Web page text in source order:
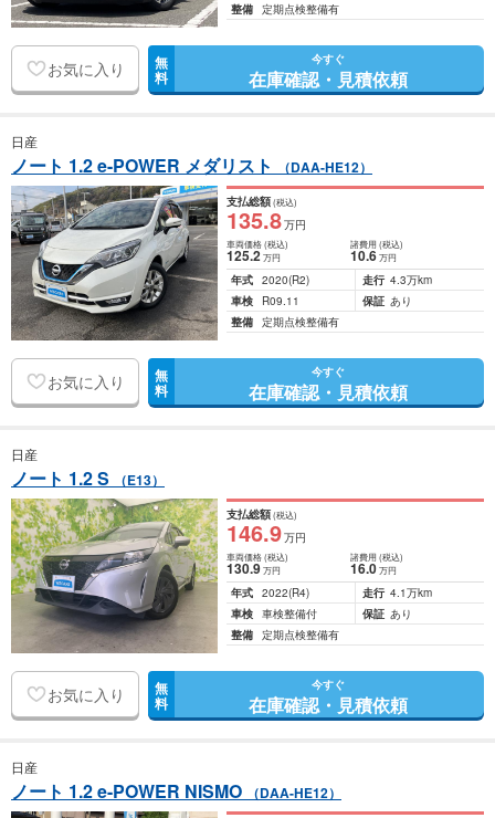
整備 定期点検整備有
お気に入り 無
料
今すぐ
在庫確認・見積依頼
日産
ノート 1.2 e-POWER メダリスト （DAA-HE12）
支払総額(税込)
135.8万円
車両価格(税込)
125.2万円
諸費用 (税込)
10.6 万円
年式 2020(R2) 走行 4.3万km
車検
R09.11 保証 あり
整備 定期点検整備有
お気に入り 無
料
今すぐ
在庫確認・見積依頼
日産
ノート 1.2 S （E13）
支払総額(税込)
146.9万円
車両価格(税込)
130.9万円
諸費用 (税込)
16.0 万円
年式 2022(R4) 走行 4.1万km
車検 車検整備付 保証 あり
整備 定期点検整備有
お気に入り 無
料
今すぐ
在庫確認・見積依頼
日産
ノート 1.2 e-POWER NISMO （DAA-HE12）